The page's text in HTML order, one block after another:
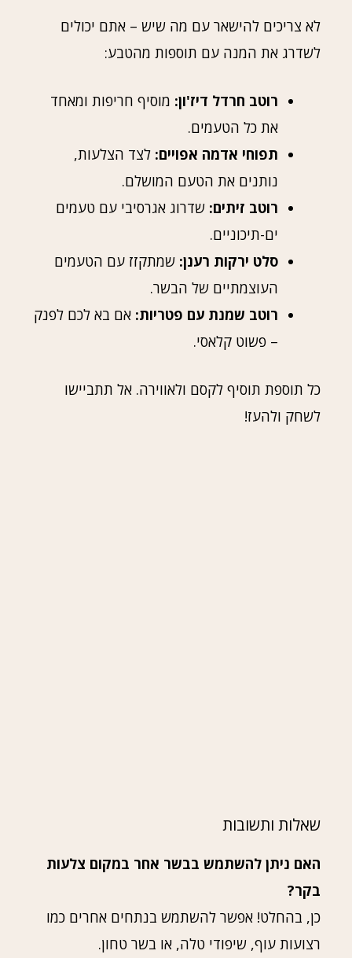
לא צריכים להישאר עם מה שיש – אתם יכולים
לשדרג את המנה עם תוספות מהטבע:
רוטב חרדל דיז'ון: מוסיף חריפות ומאחד
את כל הטעמים.
תפוחי אדמה אפויים: לצד הצלעות,
נותנים את הטעם המושלם.
רוטב זיתים: שדרוג אגרסיבי עם טעמים
ים-תיכוניים.
סלט ירקות רענן: שמתקזז עם הטעמים
העוצמתיים של הבשר.
רוטב שמנת עם פטריות: אם בא לכם לפנק
– פשוט קלאסי.
כל תוספת תוסיף לקסם ולאווירה. אל תתביישו
לשחק ולהעז!
שאלות ותשובות
האם ניתן להשתמש בבשר אחר במקום צלעות
בקר?
כן, בהחלט! אפשר להשתמש בנתחים אחרים כמו
רצועות עוף, שיפודי טלה, או בשר טחון.